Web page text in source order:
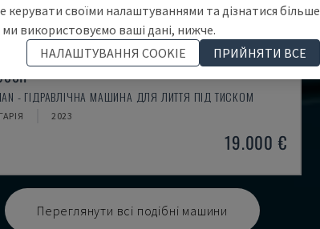
- ГІДРАВЛІЧНА МАШИНА ДЛЯ ЛИТТЯ ПІД ТИСКОМ
2023
19.000 €
Переглянути всі подібні машини
керувати своїми налаштуваннями та дізнатися більше
ми використовуємо ваші дані, нижче.
НАЛАШТУВАННЯ COOKIE
ПРИЙНЯТИ ВСЕ